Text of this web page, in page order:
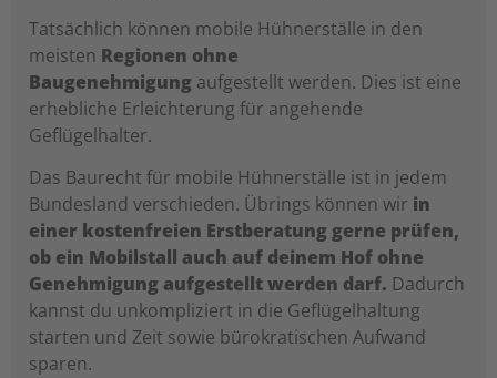
Tatsächlich können mobile Hühnerställe in den
meisten Regionen ohne
Baugenehmigung aufgestellt werden. Dies ist eine
erhebliche Erleichterung für angehende
Geflügelhalter.
Das Baurecht für mobile Hühnerställe ist in jedem
Bundesland verschieden. Übrings können wir in
einer kostenfreien Erstberatung gerne prüfen,
ob ein Mobilstall auch auf deinem Hof ohne
Genehmigung aufgestellt werden darf. Dadurch
kannst du unkompliziert in die Geflügelhaltung
starten und Zeit sowie bürokratischen Aufwand
sparen.